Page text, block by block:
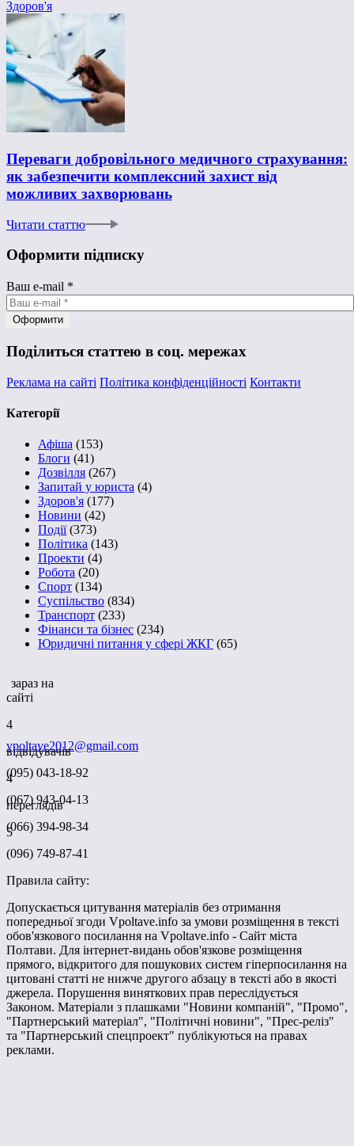
Здоров'я
Переваги добровільного медичного страхування:
як забезпечити комплексний захист від
можливих захворювань
Читати статтю
Оформити підписку
Ваш e-mail *
Поділиться статтею в соц. мережах
Реклама на сайті Політика конфіденційності Контакти
Категорії
Афіша (153)
Блоги (41)
Дозвілля (267)
Запитай у юриста (4)
Здоров'я (177)
Новини (42)
Події(373)
Політика (143)
Проекти (4)
Робота (20)
Спорт (134)
Суспільство (834)
Транспорт (233)
Фінанси та бізнес (234)
Юридичні питання у сфері ЖКГ (65)
зараз на
сайті
4
відвідувачів
4
переглядів
5
vpoltave2012@gmail.com
(095) 043-18-92
(067) 943-04-13
(066) 394-98-34
(096) 749-87-41
Правила сайту:
Допускається цитування матеріалів без отримання
попередньої згоди Vpoltave.info за умови розміщення в тексті
обов'язкового посилання на Vpoltave.info - Сайт міста
Полтави. Для інтернет-видань обов'язкове розміщення
прямого, відкритого для пошукових систем гіперпосилання на
цитовані статті не нижче другого абзацу в тексті або в якості
джерела. Порушення виняткових прав переслідується
Законом. Матеріали з плашками "Новини компаній", "Промо",
"Партнерський матеріал", "Політичні новини", "Прес-реліз"
та "Партнерський спецпроект" публікуються на правах
реклами.